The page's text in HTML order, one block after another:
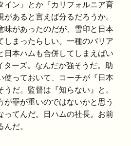
イン』とか『カリフォルニア育
あると言えば分るだろうか。
味があったのだが、雪印と日本
しまったらしい。一種のバリア
日本ハムも合併してしまえばい
ターズ。なんだか強そうだ。助
使っておいて、コーチが『日本
うだ。監督は『知らない』と。
が罪が重いのではないかと思う
ってんだ。日ハムの社長。お前
だ。